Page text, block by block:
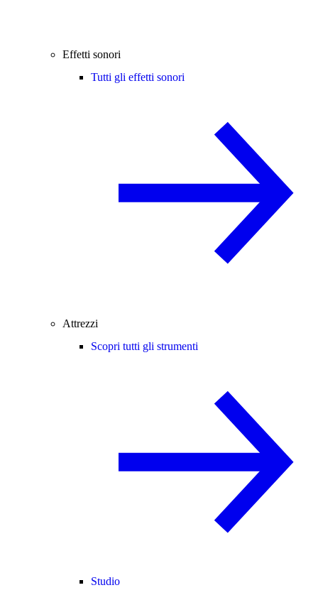
Effetti sonori
Tutti gli effetti sonori
Attrezzi
Scopri tutti gli strumenti
Studio